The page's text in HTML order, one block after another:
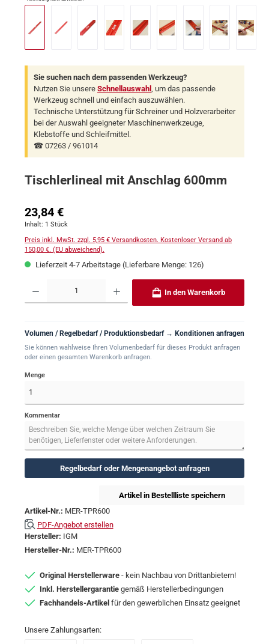
Sie suchen nach dem passenden Werkzeug?
Nutzen Sie unsere Schnellauswahl , um das passende
Werkzeug schnell und einfach auszuwählen.
Technische Unterstützung für Schreiner und Holzverarbeiter
bei der Auswahl geeigneter Maschinenwerkzeuge,
Klebstoffe und Schleifmittel.
☎ 07263 / 961014
Tischlerlineal mit Anschlag 600mm
Regulärer Preis:
23,84 €
Inhalt: 1 Stück
Preis inkl. MwSt. zzgl. 5,95 € Versandkosten. Kostenloser Versand ab
150,00 €. (EU abweichend).
Lieferzeit 4-7 Arbeitstage (Lieferbare Menge: 126)
Produkt Anzahl: Gib den gewünschten Wert ein oder benutze die Schaltflächen
In den Warenkorb
Volumen / Regelbedarf / Produktionsbedarf → Konditionen anfragen
Sie können wahlweise Ihren Volumenbedarf für dieses Produkt anfragen
oder einen gesamten Warenkorb anfragen.
Menge
Kommentar
Regelbedarf oder Mengenangebot anfragen
Artikel in Bestellliste speichern
Artikel-Nr.: MER-TPR600
PDF-Angebot erstellen
Hersteller: IGM
Hersteller-Nr.: MER-TPR600
Original Herstellerware - kein Nachbau von Drittanbietern!
Inkl. Herstellergarantie gemäß Herstellerbedingungen
Fachhandels-Artikel für den gewerblichen Einsatz geeignet
Unsere Zahlungsarten: